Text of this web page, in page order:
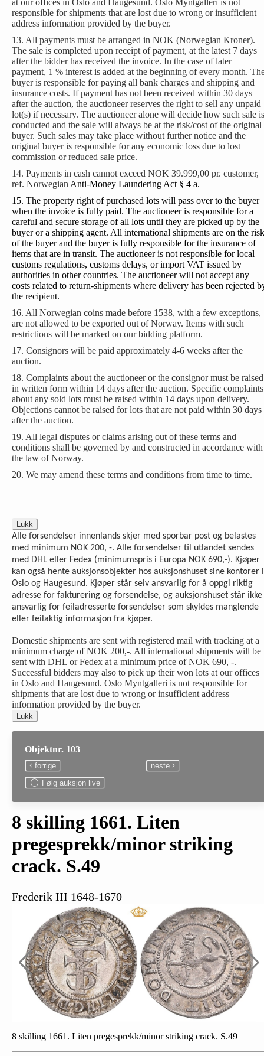
at our offices in Oslo and Haugesund. Oslo Myntgalleri is not
responsible for shipments that are lost due to wrong or insufficient
address information provided by the buyer.
13. All payments must be arranged in NOK (Norwegian Kroner).
The sale is completed upon receipt of payment, at the latest 7 days
after the bidder has received the invoice. In the case of later
payment, 1 % interest is added at the beginning of every month.
buyer is responsible for paying all bank charges and shipping and
insurance costs. If payment has not been received within 30 days
after the auction, the auctioneer reserves the right to sell any unpaid
lot(s) if necessary. The auctioneer alone will decide how such sale is
conducted and the sale will always be at the risk/cost of the original
buyer. Such sales may take place without further notice and the
original buyer is responsible for any economic loss due to lost
commission or reduced sale price.
14. Payments in cash cannot exceed NOK 39.999,00 pr. customer,
ref. Norwegian Anti-Money Laundering Act § 4 a.
15. The property right of purchased lots will pass over to the buyer
when the invoice is fully paid. The auctioneer is responsible for a
careful and secure storage of all lots until they are picked up by the
buyer or a shipping agent. All international shipments are on the risk
of the buyer and the buyer is fully responsible for the insurance of
items that are in transit. The auctioneer is not responsible for local
customs regulations, customs delays, or import VAT issued by
authorities in other countries. The auctioneer will not accept any
costs related to return-shipments where delivery has been rejected
the recipient.
16. All Norwegian coins made before 1538, with a few exceptions,
are not allowed to be exported out of Norway. Items with such
restrictions will be marked on our bidding platform.
17. Consignors will be paid approximately 4-6 weeks after the
auction.
18. Complaints about the auctioneer or the consignor must be raised
in written form within 14 days after the auction. Specific complaints
about any sold lots must be raised within 14 days upon delivery.
Objections cannot be raised for lots that are not paid within 30 days
after the auction.
19. All legal disputes or claims arising out of these terms and
conditions shall be governed by and constructed in accordance with
the law of Norway.
20. We may amend these terms and conditions from time to time.
Lukk
Alle forsendelser innenlands skjer med sporbar post og belastes
med minimum NOK 200, -. Alle forsendelser til utlandet sendes
med DHL eller Fedex (minimumspris i Europa NOK 690,-). Kjøper
kan også hente auksjonsobjekter hos auksjonshuset sine kontorer i
Oslo og Haugesund. Kjøper står selv ansvarlig for å oppgi riktig
adresse for fakturering og forsendelse, og auksjonshuset står ikke
ansvarlig for feiladresserte forsendelser som skyldes manglende
eller feilaktig informasjon fra kjøper.
Domestic shipments are sent with registered mail with tracking at a
minimum charge of NOK 200,-. All international shipments will be
sent with DHL or Fedex at a minimum price of NOK 690, -.
Successful bidders may also to pick up their won lots at our offices
in Oslo and Haugesund. Oslo Myntgalleri is not responsible for
shipments that are lost due to wrong or insufficient address
information provided by the buyer.
Lukk
Objektnr. 103
forrige
neste
Følg auksjon live
8 skilling 1661. Liten
pregesprekk/minor striking
crack. S.49
Frederik III 1648-1670
8 skilling 1661. Liten pregesprekk/minor striking crack. S.49